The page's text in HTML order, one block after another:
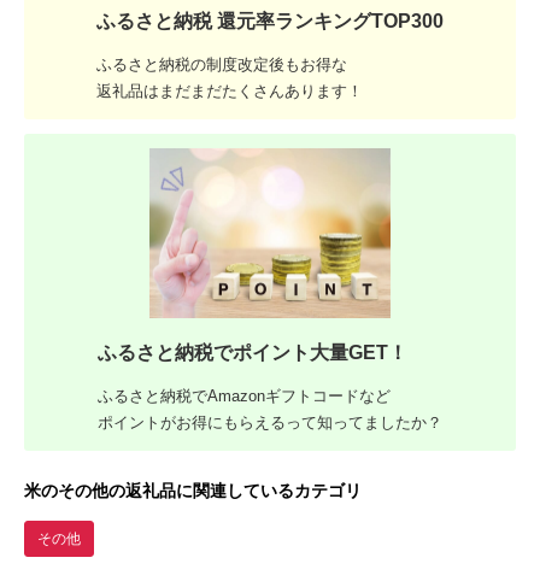
ふるさと納税 還元率ランキングTOP300
ふるさと納税の制度改定後もお得な
返礼品はまだまだたくさんあります！
ふるさと納税でポイント大量GET！
ふるさと納税でAmazonギフトコードなど
ポイントがお得にもらえるって知ってましたか？
米のその他の返礼品に関連しているカテゴリ
その他